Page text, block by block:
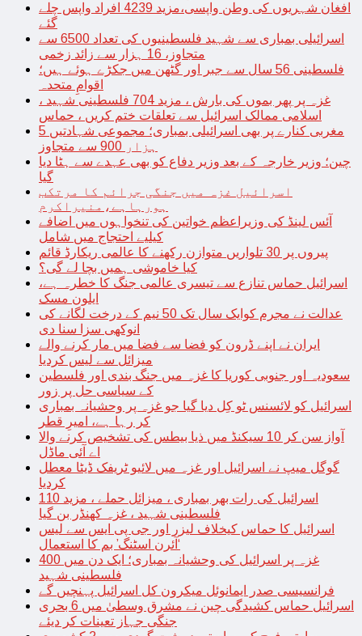
افغان شہریوں کی وطن واپسی،مزید 4239 افراد واپس چلے
گئے
اسرائیلی بمباری سے شہید فلسطینیوں کی تعداد 6500 سے
متجاوز، 16 ہزار سے زائد زخمی
فلسطینی 56 سال سے جبر اور گٹھن میں جکڑے ہوئے ہیں؛
اقوامِ متحدہ
غزہ پر پھر بموں کی بارش ، مزید 704 فلسطینی شہید ،
اسلامی ممالک اسرائیل سے تعلقات ختم کریں ، حماس
مغربی کنارے پر بھی اسرائیلی بمباری؛ مجموعی شہادتیں 5
ہزار 900 سے متجاوز
چین؛ وزیر خارجہ کے بعد وزیر دفاع کو بھی عہدے سے ہٹا دیا
گیا
اسرائیل غزہ میں جنگی جرائم کا مرتکب
ہورہاہے،منیراکرم
آئس لینڈ کی وزیراعظم خواتین کی تنخواہوں میں اضافے
کیلیے احتجاج میں شامل
پیروں پر 30 تلواریں متوازن رکھنے کا عالمی ریکارڈ قائم
کیا خاموشی ہمیں بچا لے گی؟
اسرائیل حماس تنازع سے تیسری عالمی جنگ کا خطرہ ہے،
ایلون مسک
عدالت نے مجرم کوایک سال تک 50 نیم کے درخت لگانے کی
انوکھی سزا سنا دی
ایران نے اپنے ڈرون کو فضا سے فضا میں مار کرنے والے
میزائل سے لیس کردیا
سعودیہ اور جنوبی کوریا کا غزہ میں جنگ بندی اور فلسطین
کے سیاسی حل پر زور
اسرائیل کو لائسنس ٹو کِل دیا گیا جو غزہ پر وحشیانہ بمباری
کر رہا ہے، امیرِ قطر
آواز سن کر 10 سیکنڈ میں ذیا بیطس کی تشخیص کرنے والا
اے آئی ماڈل
گوگل میپ نے اسرائیل اور غزہ میں لائیو ٹریفک ڈیٹا معطل
کردیا
اسرائیل کی رات بھر بمباری ، میزائل حملے ، مزید 110
فلسطینی شہید ، غزہ کھنڈر بن گیا
اسرائیل کا حماس کیخلاف لیزر اور جی پی ایس سے لیس
‘آئرن اسٹنگ’ بم کا استعمال
غزہ پر اسرائیل کی وحشیانہ بمباری؛ ایک دن میں 400
فلسطینی شہید
فرانسیسی صدر ایمانوئل میکرون کل اسرائیل پہنچیں گے
اسرائیل حماس کشیدگی چین نے مشرق وسطیٰ میں 6 بحری
جنگی جہاز تعینات کر دیئے